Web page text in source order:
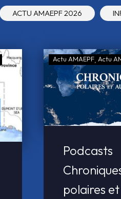
ACTU AMAEPF 2026
Actu AMAEPF Actu
Podcasts
polaires et